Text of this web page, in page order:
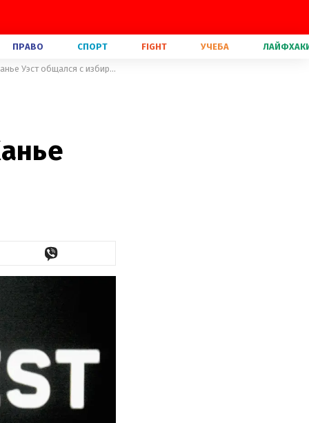
ПРАВО СПОРТ FIGHT УЧЕБА
Первая встреча с публикой как кандидата в президенты США: Канье Уэст общался с избирателями